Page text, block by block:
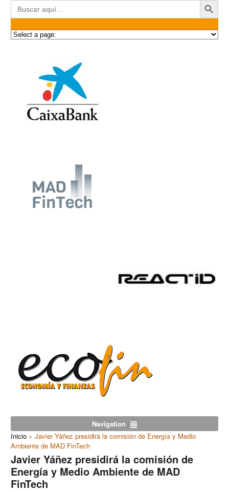
Buscar:
Navigation
Inicio > Javier Yáñez presidirá la comisión de Energía y Medio
Ambiente de MAD FinTech
Javier Yáñez presidirá la comisión de
Energía y Medio Ambiente de MAD
FinTech